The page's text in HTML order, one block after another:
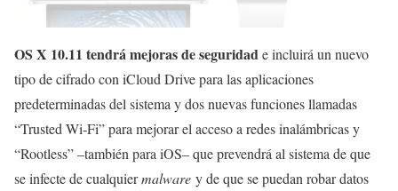
OS X 10.11 tendrá mejoras de seguridade incluirá un nuevo
tipo de cifrado con iCloud Drive para las aplicaciones
predeterminadas del sistema y dos nuevas funciones llamadas
“Trusted Wi-Fi” para mejorar el acceso a redes inalámbricas y
“Rootless” –también para iOS– que prevendrá al sistema de que
se infecte de cualquiermalware y de que se puedan robar datos